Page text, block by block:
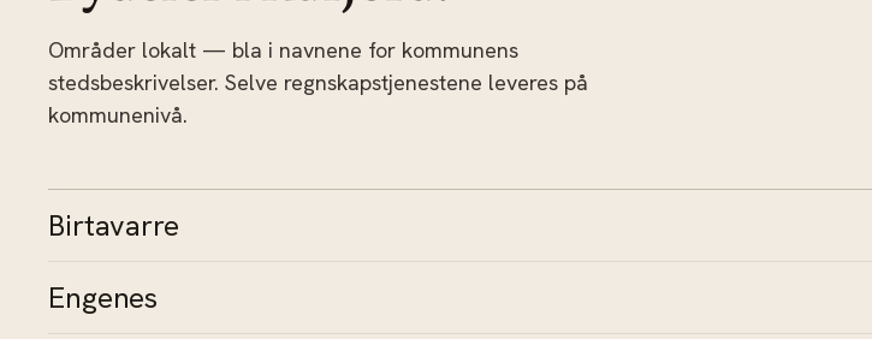
Områder lokalt — bla i navnene for kommunens
stedsbeskrivelser. Selve regnskapstjenestene leveres på
kommunenivå.
Birtavarre
Engenes